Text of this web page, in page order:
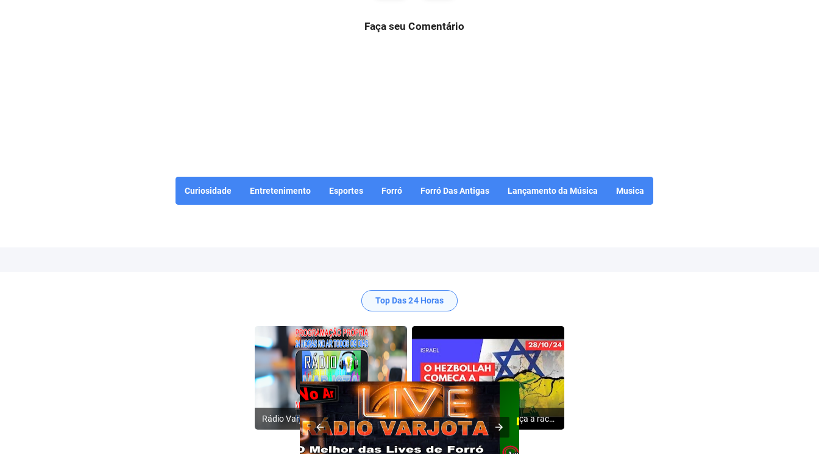
Faça seu Comentário
Curiosidade Entretenimento Esportes Forró Forró Das Antigas Lançamento da Música Musica
Top Das 24 Horas
Rádio Varjota: ((( Escute AQUI ))) | Conheça a Nossa Programação ISRAEL: O Hezbollah começa a rachar - Terroristas fogem para a Síria